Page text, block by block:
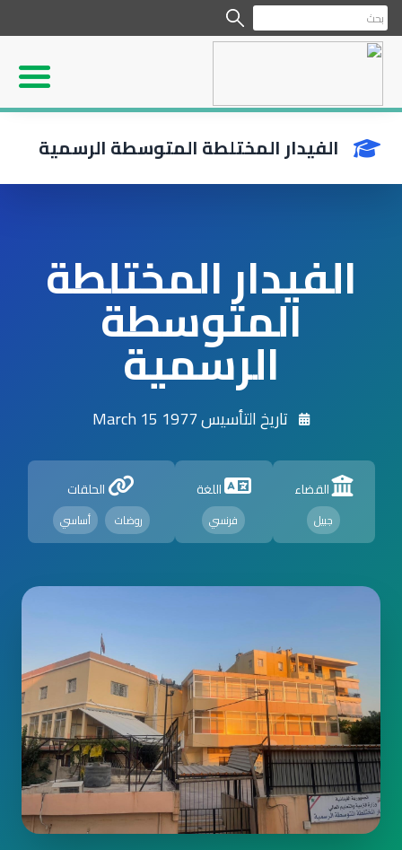
الفيدار المختلطة المتوسطة الرسمية
الفيدار المختلطة
المتوسطة
الرسمية
تاريخ التأسيس 1977 March 15
القضاء
جبيل
اللغة
فرنسي
الحلقات
روضات أساسي